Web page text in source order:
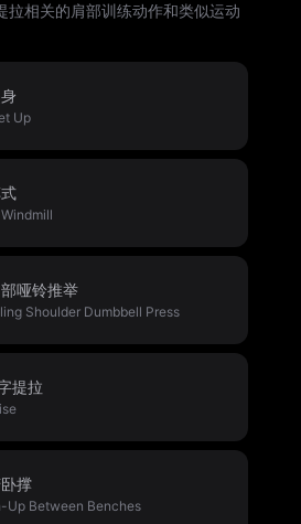
拉相关的肩部训练动作和类似运动
Up
哑铃推举
Shoulder Dumbbell Press
提拉
撑
Up Between Benches